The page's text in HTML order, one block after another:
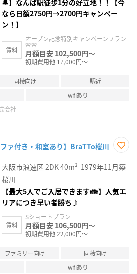
なら日額2750円→2700円キャンペー
ン！】
賃料
オープン記念特別キャンペーンプラン
🌸🌸
月額目安 102,500円～
初期費用他 17,000円～
同棲向け
駅近
wifiあり
会社
ァ付き・和室あり】BraTTo桜川
に入
り登
大阪市浪速区 2DK40m² 1979年11月築
桜川
【最大5人でご入居できます👪】人気エ
リアにつき早い者勝ち♪
賃料
Sショートプラン
月額目安 106,500円～
初期費用他 22,000円～
ファミリー向け
同棲向け
wifiあり